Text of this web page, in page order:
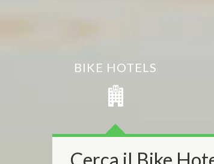
BIKE HOTELS